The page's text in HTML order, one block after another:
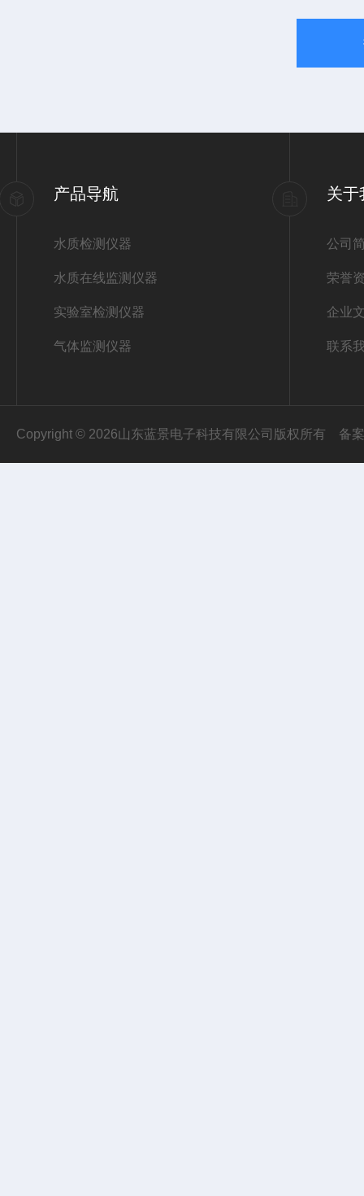
产品导航
水质检测仪器
水质在线监测仪器
实验室检测仪器
气体监测仪器
关于
公司
荣誉
企业
联系
Copyright © 2026山东蓝景电子科技有限公司版权所有 备